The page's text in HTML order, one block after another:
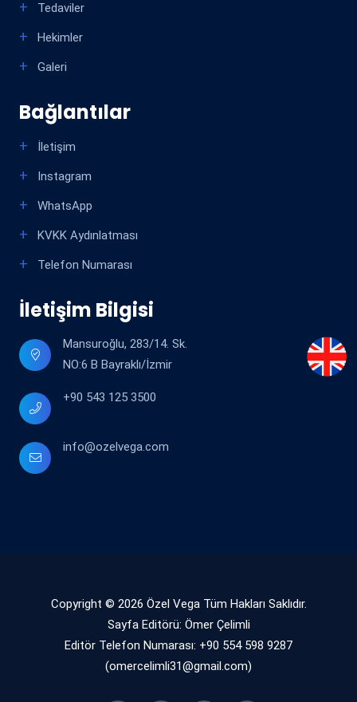
Tedaviler
Hekimler
Galeri
Bağlantılar
İletişim
Instagram
WhatsApp
KVKK Aydınlatması
Telefon Numarası
İletişim Bilgisi
Mansuroğlu, 283/14. Sk.
NO:6 B Bayraklı/İzmir
+90 543 125 3500
info@ozelvega.com
Copyright © 2026 Özel Vega Tüm Hakları Saklıdır.
Sayfa Editörü: Ömer Çelimli
Editör Telefon Numarası: +90 554 598 9287
(omercelimli31@gmail.com)